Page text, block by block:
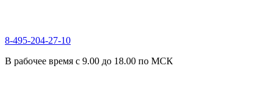
8-495-204-27-10
В рабочее время с 9.00 до 18.00 по МСК